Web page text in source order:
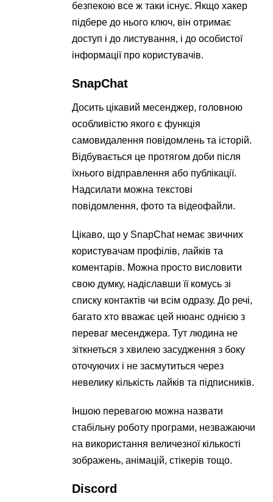
безпекою все ж таки існує. Якщо хакер
підбере до нього ключ, він отримає
доступ і до листування, і до особистої
інформації про користувачів.
SnapChat
Досить цікавий месенджер, головною
особливістю якого є функція
самовидалення повідомлень та історій.
Відбувається це протягом доби після
їхнього відправлення або публікації.
Надсилати можна текстові
повідомлення, фото та відеофайли.
Цікаво, що у SnapChat немає звичних
користувачам профілів, лайків та
коментарів. Можна просто висловити
свою думку, надіславши її комусь зі
списку контактів чи всім одразу. До речі,
багато хто вважає цей нюанс однією з
переваг месенджера. Тут людина не
зіткнеться з хвилею засудження з боку
оточуючих і не засмутиться через
невелику кількість лайків та підписників.
Іншою перевагою можна назвати
стабільну роботу програми, незважаючи
на використання величезної кількості
зображень, анімацій, стікерів тощо.
Discord